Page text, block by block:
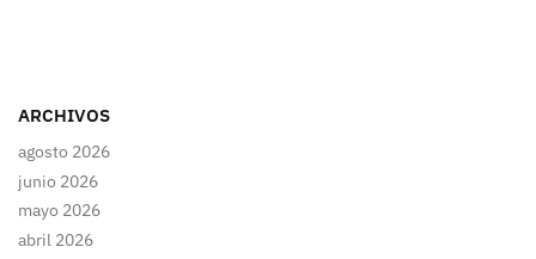
ARCHIVOS
agosto 2026
junio 2026
mayo 2026
abril 2026